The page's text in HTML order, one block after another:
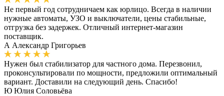
Не первый год сотрудничаем как юрлицо. Всегда в наличии
нужные автоматы, УЗО и выключатели, цены стабильные,
отгрузка без задержек. Отличный интернет-магазин
поставщик.
А Александр Григорьев
Нужен был стабилизатор для частного дома. Перезвонил,
проконсультировали по мощности, предложили оптимальный
вариант. Доставили на следующий день. Спасибо!
Ю Юлия Соловьёва